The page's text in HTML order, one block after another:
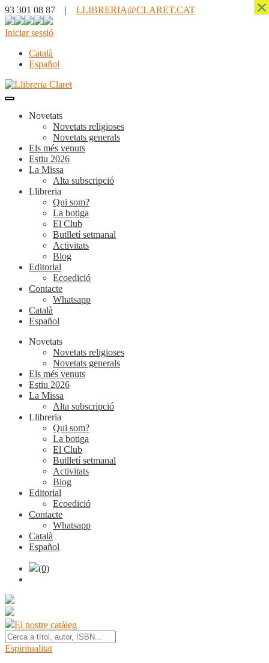
93 301 08 87 | LLIBRERIA@CLARET.CAT
Iniciar sessió
Català
Español
Novetats
Novetats religioses
Novetats generals
Els més venuts
Estiu 2026
La Missa
Alta subscripció
Llibreria
Qui som?
La botiga
El Club
Butlletí setmanal
Activitats
Blog
Editorial
Ecoedició
Contacte
Whatsapp
Català
Español
Novetats
Novetats religioses
Novetats generals
Els més venuts
Estiu 2026
La Missa
Alta subscripció
Llibreria
Qui som?
La botiga
El Club
Butlletí setmanal
Activitats
Blog
Editorial
Ecoedició
Contacte
Whatsapp
Català
Español
(0)
El nostre catàleg
Espiritualitat
×